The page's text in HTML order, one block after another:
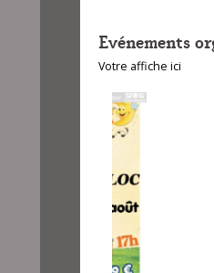
Evénements
Votre affiche ici